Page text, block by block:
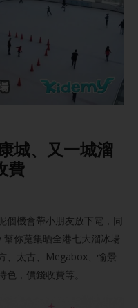
城、又一城溜
費
個機會帶小朋友放下電，同
你蒐集晒全港七大溜冰場
、太古、Megabox、愉景
，價錢收費等。